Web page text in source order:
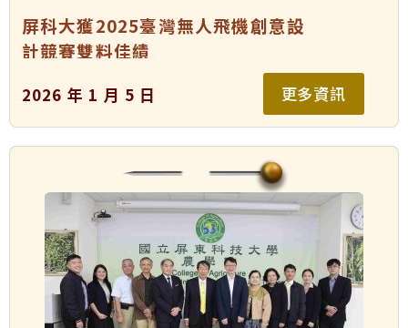
屏科大獲2025臺灣無人飛機創意設
計競賽雙料佳績
2026 年 1 月 5 日 更多資訊